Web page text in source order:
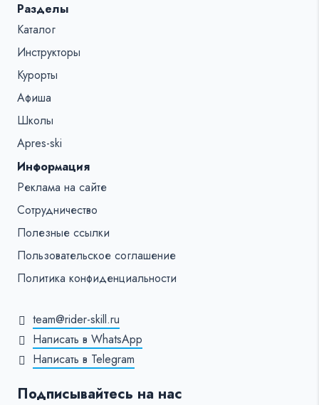
Разделы
Каталог
Инструкторы
Курорты
Афиша
Школы
Apres-ski
Информация
Реклама на сайте
Сотрудничество
Полезные ссылки
Пользовательское соглашение
Политика конфиденциальности
team@rider-skill.ru
Написать в WhatsApp
Написать в Telegram
Подписывайтесь на нас